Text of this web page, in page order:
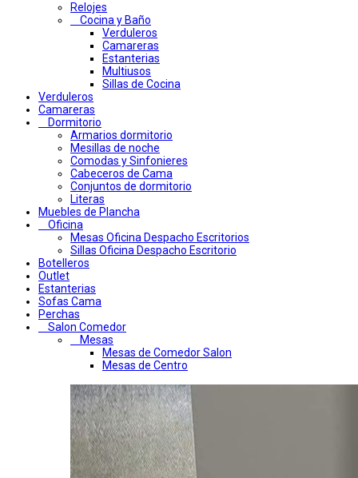
Relojes
Cocina y Baño
Verduleros
Camareras
Estanterias
Multiusos
Sillas de Cocina
Verduleros
Camareras
Dormitorio
Armarios dormitorio
Mesillas de noche
Comodas y Sinfonieres
Cabeceros de Cama
Conjuntos de dormitorio
Literas
Muebles de Plancha
Oficina
Mesas Oficina Despacho Escritorios
Sillas Oficina Despacho Escritorio
Botelleros
Outlet
Estanterias
Sofas Cama
Perchas
Salon Comedor
Mesas
Mesas de Comedor Salon
Mesas de Centro